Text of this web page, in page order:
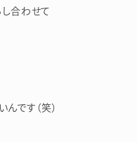
合わせて
です（笑）